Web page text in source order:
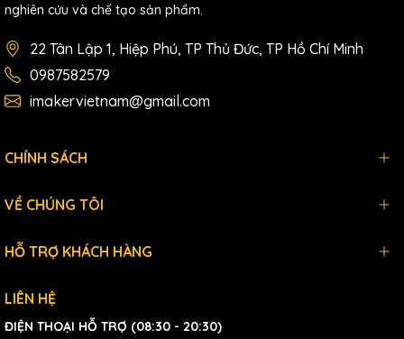
nghiên cứu và chế tạo sản phẩm.
22 Tân Lập 1, Hiệp Phú, TP Thủ Đức, TP Hồ Chí Minh
0987582579
imakervietnam@gmail.com
CHÍNH SÁCH
VỀ CHÚNG TÔI
HỖ TRỢ KHÁCH HÀNG
LIÊN HỆ
ĐIỆN THOẠI HỖ TRỢ (08:30 - 20:30)